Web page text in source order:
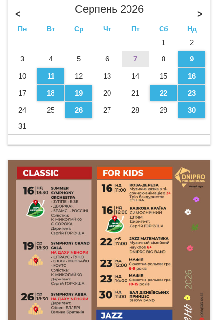
Серпень 2026 >
<
Пн Вт Ср Чт Пт Сб Нд
1
2
3
4 5 6 7 8 9
10 11 12 13 14 15 16
17 18 19 20 21 22 23
24 25 26 27 28 29
30
31